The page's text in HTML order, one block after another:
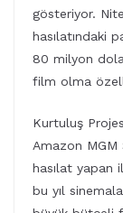
gösteriyor.
hasılatındaki
80 milyon
film olma
Kurtuluş
Amazon MGM
hasılat yapan
bu yıl